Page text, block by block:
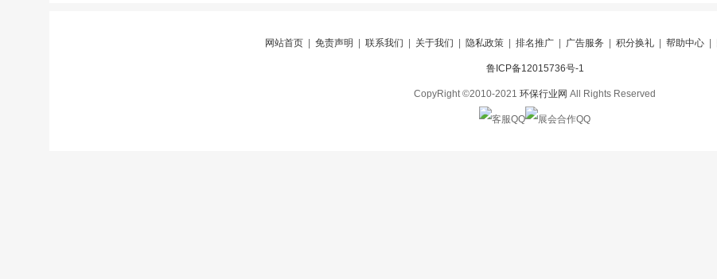
网站首页 免责声明 联系我们 关于我们 隐私政策 排名推广 广告服务 积分换礼 帮助中心
鲁ICP备12015736号-1
CopyRight ©2010-2021 环保行业网 All Rights Reserved